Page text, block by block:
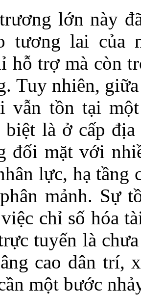
lớn này
tương lai của
hỗ trợ mà còn
Tuy nhiên,
vẫn tồn tại
biệt là ở cấp
đối mặt với
lực, hạ tầng
mảnh. Sự
chỉ số hóa
tuyến là
cao dân trí,
một bước